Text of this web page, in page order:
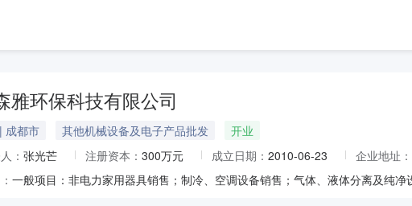
雅环保科技有限公司
成都市 其他机械设备及电子产品批发
开业
： 张光芒 注册资本： 300万元 成立日期： 2010-06-23 企业地址：